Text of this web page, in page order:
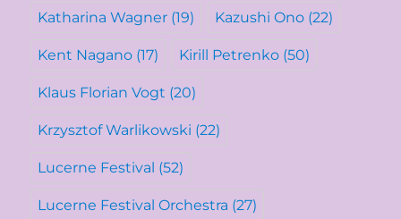
Katharina Wagner (19) Kazushi Ono (22)
Kent Nagano (17) Kirill Petrenko (50)
Klaus Florian Vogt (20)
Krzysztof Warlikowski (22)
Lucerne Festival (52)
Lucerne Festival Orchestra (27)